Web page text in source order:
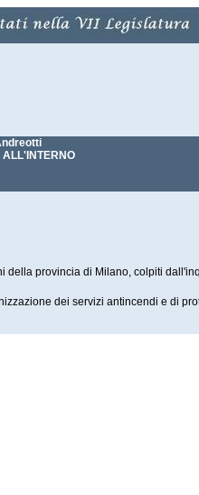
ALL'INTERNO
provincia di Milano, colpiti
dei servizi antincendi e di